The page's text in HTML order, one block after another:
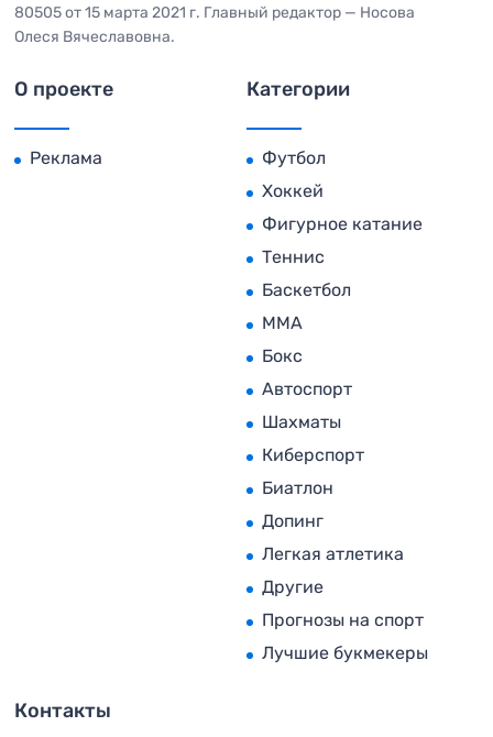
80505 от 15 марта 2021 г. Главный редактор — Носова
Олеся Вячеславовна.
О проекте
Реклама
Категории
Футбол
Хоккей
Фигурное катание
Теннис
Баскетбол
MMA
Бокс
Автоспорт
Шахматы
Киберспорт
Биатлон
Допинг
Легкая атлетика
Другие
Прогнозы на спорт
Лучшие букмекеры
Контакты